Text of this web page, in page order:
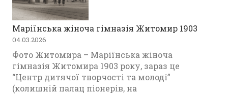
Маріїнська жіноча гімназія Житомир 1903
04.03.2026
Фото Житомира – Маріїнська жіноча
гімназія Житомира 1903 року, зараз це
“Центр дитячої творчості та молоді”
(колишній палац піонерів, на